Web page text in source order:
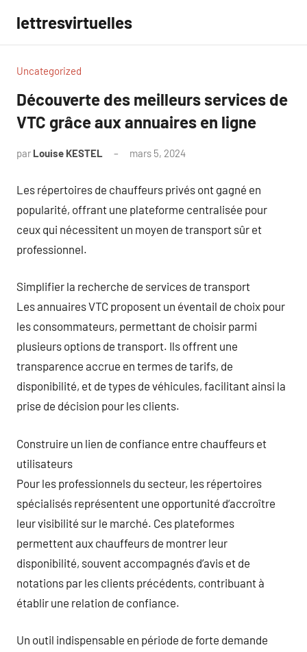
contenu
lettresvirtuelles
Uncategorized
Découverte des meilleurs services de
VTC grâce aux annuaires en ligne
par Louise KESTEL mars 5, 2024
Les répertoires de chauffeurs privés ont gagné en
popularité, offrant une plateforme centralisée pour
ceux qui nécessitent un moyen de transport sûr et
professionnel.
Simplifier la recherche de services de transport
Les annuaires VTC proposent un éventail de choix pour
les consommateurs, permettant de choisir parmi
plusieurs options de transport. Ils offrent une
transparence accrue en termes de tarifs, de
disponibilité, et de types de véhicules, facilitant ainsi la
prise de décision pour les clients.
Construire un lien de confiance entre chauffeurs et
utilisateurs
Pour les professionnels du secteur, les répertoires
spécialisés représentent une opportunité d’accroître
leur visibilité sur le marché. Ces plateformes
permettent aux chauffeurs de montrer leur
disponibilité, souvent accompagnés d’avis et de
notations par les clients précédents, contribuant à
établir une relation de confiance.
Un outil indispensable en période de forte demande